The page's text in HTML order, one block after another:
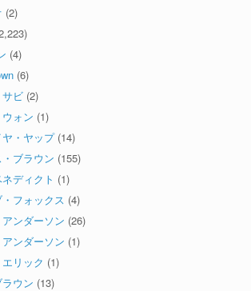
(2)
(4)
(6)
ビ (2)
ォン (1)
・ヤップ(14)
ブラウン (155)
ディクト (1)
フォックス (4)
ンダーソン (26)
ンダーソン (1)
リック (1)
ウン (13)